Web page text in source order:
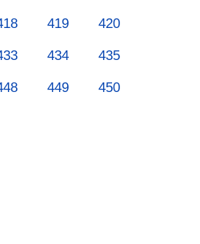
419 420
434 435
449 450